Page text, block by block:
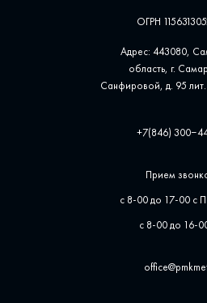
ОГРН
Адрес: 443080,
область, г.
Санфировой, д. 95
+7(846)
Прием
с 8-00 до 17-00 с
с 8-00 до 16-